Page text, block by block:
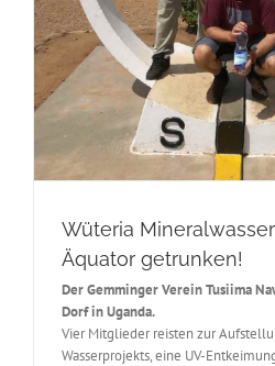
Wüteria
Äquator getrunken!
Der Gemminger Verein Tusiima
Dorf in Uganda.
Vier Mitglieder reisten zur
Wasserprojekts, eine UV-